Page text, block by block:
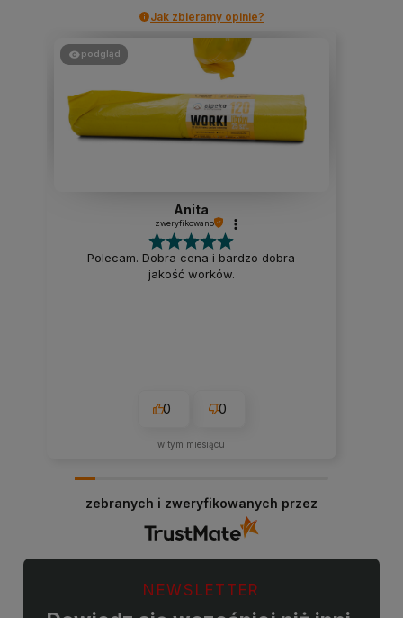
Jak zbieramy opinie?
podgląd
Anita
zweryfikowano
Polecam. Dobra cena i bardzo dobra
jakość worków.
0 0
w tym miesiącu
zebranych i zweryfikowanych przez
NEWSLETTER